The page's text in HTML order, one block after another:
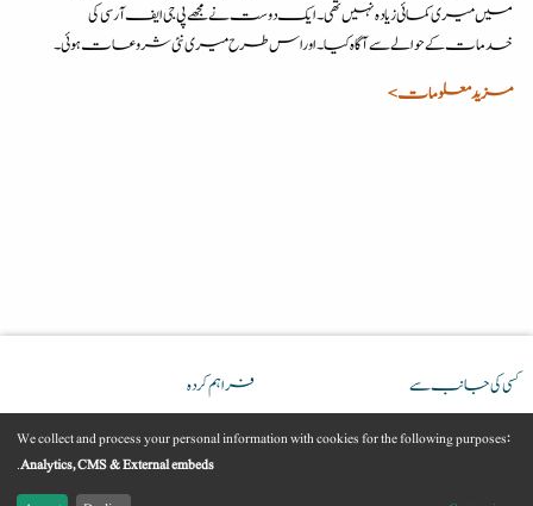
میں میری کمائی زیادہ نہیں تھی۔ ایک دوست نے مجھے پی جی ایف آر سی کی
خدمات کے حوالے سے آگاہ کیا۔ اور اس طرح میری نئی شروعات ہوئی۔
مزید معلومات >
کسی کی جانب سے فراہم کردہ
We collect and process your personal information with cookies for the following purposes:
Analytics, CMS & External embeds
.